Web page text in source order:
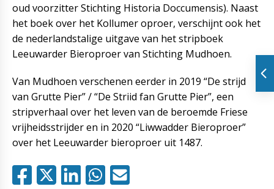
oud voorzitter Stichting Historia Doccumensis). Naast
het boek over het Kollumer oproer, verschijnt ook het
de nederlandstalige uitgave van het stripboek
Leeuwarder Bieroproer van Stichting Mudhoen.
Van Mudhoen verschenen eerder in 2019 “De strijd
van Grutte Pier” / “De Striid fan Grutte Pier”, een
stripverhaal over het leven van de beroemde Friese
vrijheidsstrijder en in 2020 “Liwwadder Bieroproer”
over het Leeuwarder bieroproer uit 1487.